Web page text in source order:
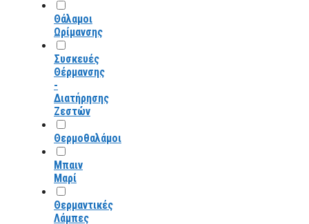
Θάλαμοι
Ωρίμανσης
Συσκευές
Θέρμανσης
-
Διατήρησης
Ζεστών
Θερμοθαλάμοι
Μπαιν
Μαρί
Θερμαντικές
Λάμπες